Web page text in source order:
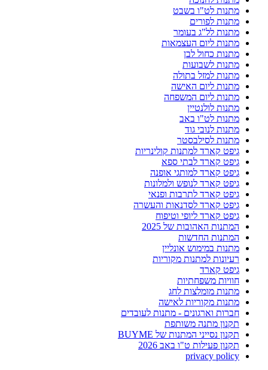
מתנות לט"ו בשבט
מתנות לפורים
מתנות לל"ג בעומר
מתנות ליום העצמאות
מתנות כחול לבן
מתנות לשבועות
מתנות למזל בתולה
מתנות ליום האישה
מתנות ליום המשפחה
מתנות לולנטיין
מתנות לט"ו באב
מתנות לנובי גוד
מתנות לסילבסטר
גיפט קארד למתנות קולינריות
גיפט קארד לבתי ספא
גיפט קארד למותגי אופנה
גיפט קארד לנופש ולמלונות
גיפט קארד לתרבות ופנאי
גיפט קארד לסדנאות והעשרה
גיפט קארד ליופי וטיפוח
המתנות האהובות של 2025
המתנות החדשות
מתנות במימוש אונליין
רעיונות למתנות מקוריות
גיפט קארד
חוויות משפחתיות
מתנות מומלצות לחג
מתנות מקוריות לאישה
חברות וארגונים - מתנות לעובדים
תקנון מתנה משותפת
תקנון נסייני המתנות של BUYME
תקנון פעילות ט"ו באב 2026
privacy policy